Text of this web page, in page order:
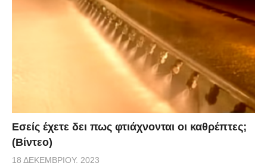
Εσείς έχετε δει πως φτιάχνονται οι καθρέπτες;
(Βίντεο)
18 ΔΕΚΕΜΒΡΊΟΥ, 2023